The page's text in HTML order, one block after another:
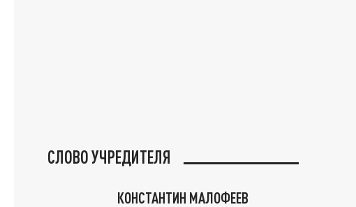
СЛОВО УЧРЕДИТЕЛЯ
КОНСТАНТИН МАЛОФЕЕВ